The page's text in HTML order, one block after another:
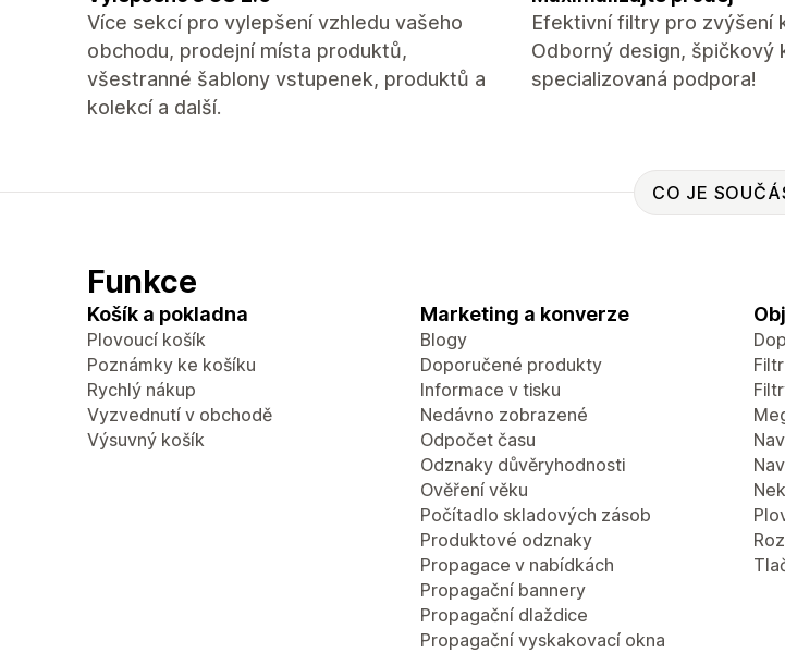
Více sekcí pro vylepšení vzhledu vašeho
obchodu, prodejní místa produktů,
všestranné šablony vstupenek, produktů a
kolekcí a další.
Efektivní filtry pro zvýšení
Odborný design, špičkový
specializovaná podpora!
CO JE
Funkce
Košík a pokladna
Plovoucí košík
Poznámky ke košíku
Rychlý nákup
Vyzvednutí v obchodě
Výsuvný košík
Marketing a konverze
Blogy
Doporučené produkty
Informace v tisku
Nedávno zobrazené
Odpočet času
Odznaky důvěryhodnosti
Ověření věku
Počítadlo skladových zásob
Produktové odznaky
Propagace v nabídkách
Propagační bannery
Propagační dlaždice
Propagační vyskakovací okna